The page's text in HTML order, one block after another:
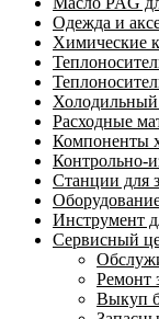
Одежда и
Химические
Расходные
Компоненты
Контрольно-
Станции для
Инструмент
Сервисный
Ремонт
Выкуп